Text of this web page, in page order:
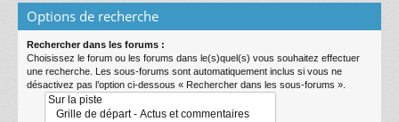
Options de recherche
Rechercher dans les forums :
Choisissez le forum ou les forums dans le(s)quel(s) vous souhaitez effectuer
une recherche. Les sous-forums sont automatiquement inclus si vous ne
désactivez pas l’option ci-dessous « Rechercher dans les sous-forums ».